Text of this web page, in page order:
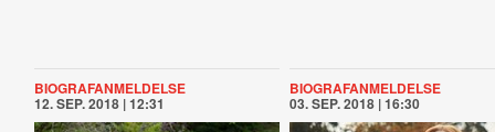
BIOGRAFANMELDELSE
12. SEP. 2018 | 12:31
BIOGRAFANMELDELSE
03. SEP. 2018 | 16:30